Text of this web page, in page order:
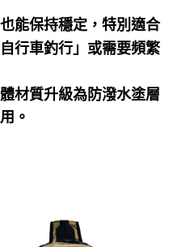
AFTEE先享後付」服務完成之交
，並將交易相關給付款項請求債
網址：
或監護人之同意方可使用
別帳號之用戶狀況，依本公司即
足之情形，本公司將視審查結果
運費
繫客服）
運費
運費
客服）
運費
能保持穩定，特別適合
行車釣行」或需要頻繁
材質升級為防潑水塗層
。